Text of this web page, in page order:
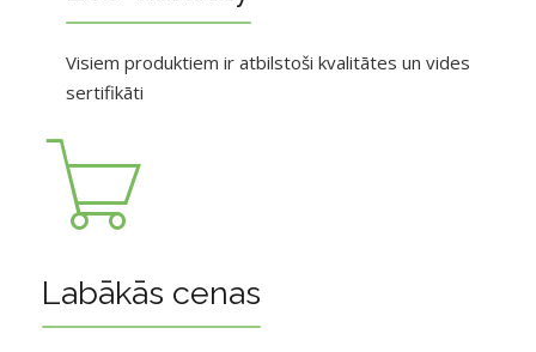
Visiem produktiem ir atbilstoši kvalitātes un vides
sertifikāti
Labākās cenas